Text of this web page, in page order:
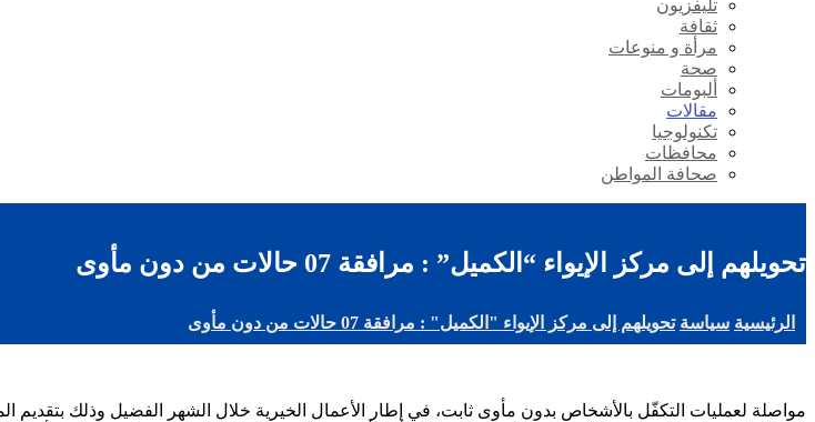
تليفزيون
ثقافة
مرأة و منوعات
صحة
ألبومات
مقالات
تكنولوجيا
محافظات
صحافة المواطن
تحويلهم إلى مركز الإيواء “الكميل” : مرافقة 07 حالات من دون مأوى
الرئيسية سياسة تحويلهم إلى مركز الإيواء "الكميل" : مرافقة 07 حالات من دون مأوى
مواصلة لعمليات التكفّل بالأشخاص بدون مأوى ثابت، في إطار الأعمال الخيرية خلال الشهر الفضيل وذلك بتقديم